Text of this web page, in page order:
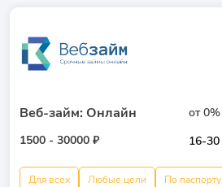
Веб-займ: Онлайн
1500 - 30000 ₽
от 0%
16-30
Для всех Любые цели По паспорту